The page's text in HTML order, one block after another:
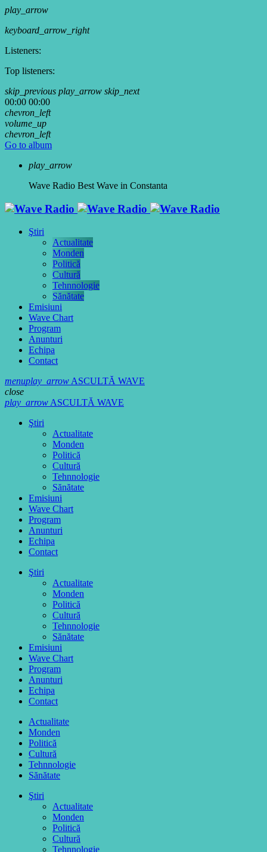
play_arrow
keyboard_arrow_right
Listeners:
Top listeners:
skip_previous play_arrow skip_next
00:00 00:00
chevron_left
volume_up
chevron_left
Go to album
play_arrow
Wave Radio Best Wave in Constanta
Ştiri
Actualitate
Monden
Politică
Cultură
Tehnnologie
Sănătate
Emisiuni
Wave Chart
Program
Anunturi
Echipa
Contact
menuplay_arrowASCULTĂ WAVE
close
play_arrowASCULTĂ WAVE
Ştiri
Actualitate
Monden
Politică
Cultură
Tehnnologie
Sănătate
Emisiuni
Wave Chart
Program
Anunturi
Echipa
Contact
Ştiri
Actualitate
Monden
Politică
Cultură
Tehnnologie
Sănătate
Emisiuni
Wave Chart
Program
Anunturi
Echipa
Contact
Actualitate
Monden
Politică
Cultură
Tehnnologie
Sănătate
Ştiri
Actualitate
Monden
Politică
Cultură
Tehnnologie